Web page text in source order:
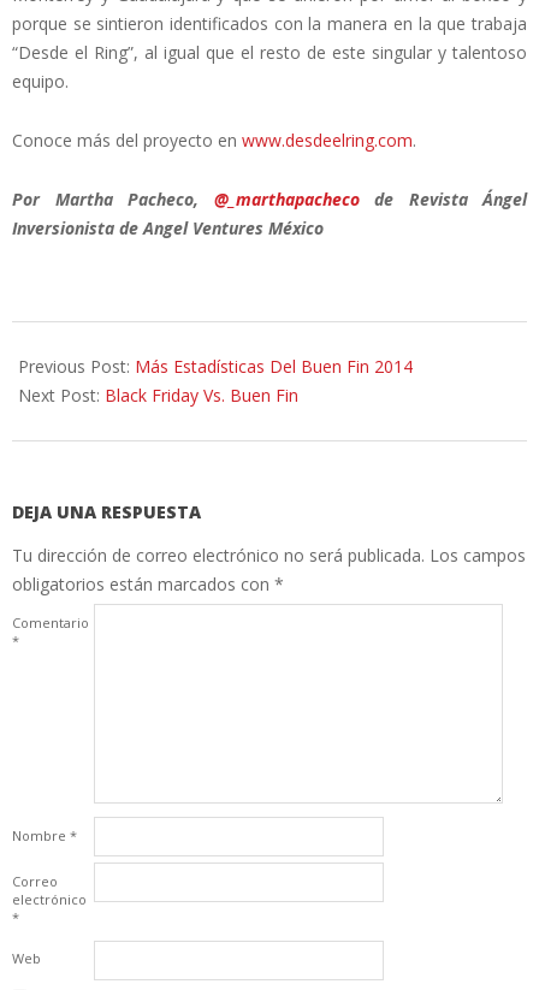
porque se sintieron identificados con la manera en la que trabaja
“Desde el Ring”, al igual que el resto de este singular y talentoso
equipo.
Conoce más del proyecto en www.desdeelring.com.
Por Martha Pacheco, @_marthapachecode Revista Ángel
Inversionista de Angel Ventures México
12-
05
Previous Post: Más Estadísticas Del Buen Fin 2014
Next Post: Black Friday Vs. Buen Fin
DEJA UNA RESPUESTA
Tu dirección de correo electrónico no será publicada. Los campos
obligatorios están marcados con *
Comentario
*
Nombre *
Correo
electrónico
*
Web